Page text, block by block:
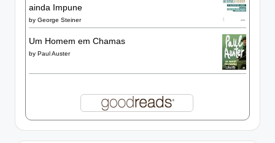
ainda Impune
by George Steiner
Um Homem em Chamas
by Paul Auster